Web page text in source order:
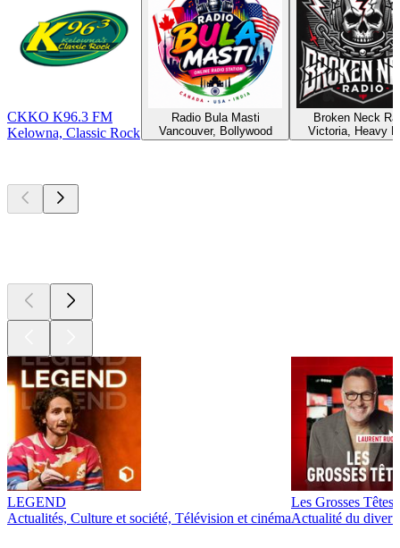
CKKO K96.3 FM
Kelowna, Classic Rock
Radio Bula Masti
Vancouver, Bollywood
Broken Neck
Victoria, Heavy
LEGEND
Actualités, Culture et société, Télévision et cinéma
Les Grosses Têtes
Actualité du